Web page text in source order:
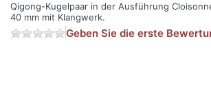
Qigong-Kugelpaar in der Ausführung
40 mm mit Klangwerk.
Geben Sie die erste